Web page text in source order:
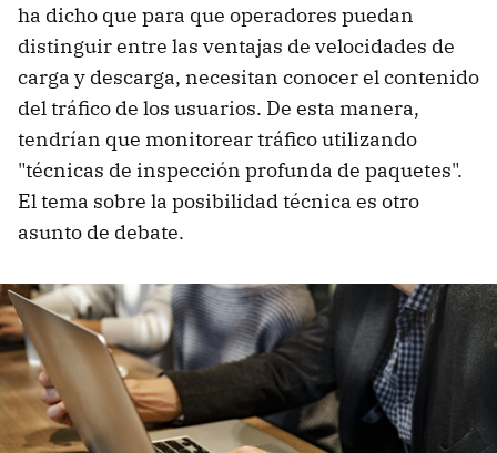
ha dicho que para que operadores puedan
distinguir entre las ventajas de velocidades de
carga y descarga, necesitan conocer el contenido
del tráfico de los usuarios. De esta manera,
tendrían que monitorear tráfico utilizando
"técnicas de inspección profunda de paquetes".
El tema sobre la posibilidad técnica es otro
asunto de debate.